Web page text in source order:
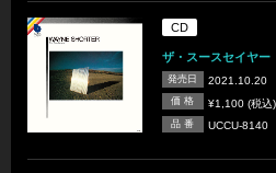
CD
ザ・スースセイヤー
発売日 2021.10.20
価 格 ¥1,100 (税込)
品 番 UCCU-8140